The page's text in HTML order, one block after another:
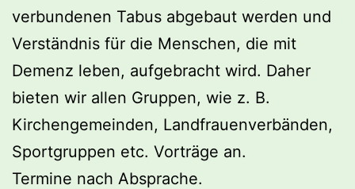
verbundenen Tabus abgebaut werden und
Verständnis für die Menschen, die mit
Demenz leben, aufgebracht wird. Daher
bieten wir allen Gruppen, wie z. B.
Kirchengemeinden, Landfrauenverbänden,
Sportgruppen etc. Vorträge an.
Termine nach Absprache.